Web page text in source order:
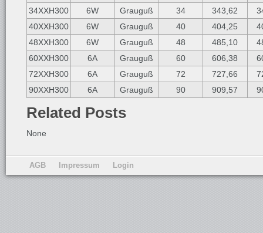
34XXH300
6W Grauguß 34 343,62
40XXH300
6W Grauguß 40 404,25
48XXH300
6W Grauguß 48 485,10
60XXH300
6A Grauguß 60 606,38
72XXH300
6A Grauguß 72 727,66
90XXH300
6A Grauguß 90 909,57
Related Posts
None
AGB Impressum Login